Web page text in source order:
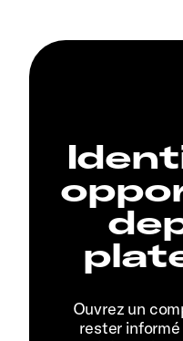
Ouvrez un
rester